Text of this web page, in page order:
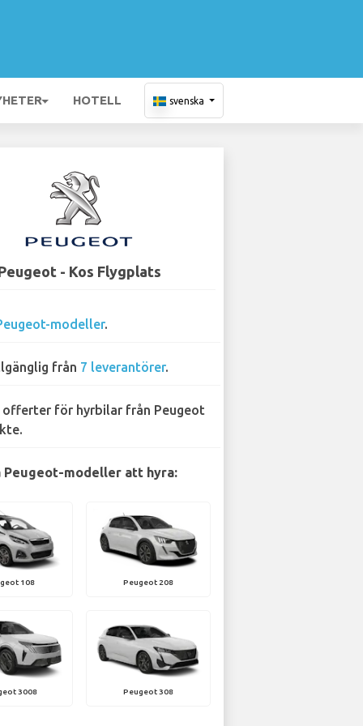
HOTELL svenska
- Kos Flygplats
modeller.
från 7 leverantörer.
offerter för hyrbilar från Peugeot
Peugeot-modeller att hyra:
108 Peugeot 208
3008 Peugeot 308